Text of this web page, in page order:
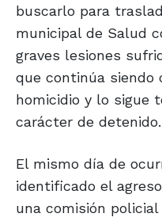
buscarlo para
municipal de Salud
graves lesiones
que continúa siendo
homicidio y lo sigue
carácter de detenido.
El mismo día de
identificado el
una comisión